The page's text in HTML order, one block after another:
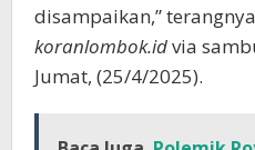
disampaikan,”
koranlombok.idvia
Jumat, (25/4/2025).